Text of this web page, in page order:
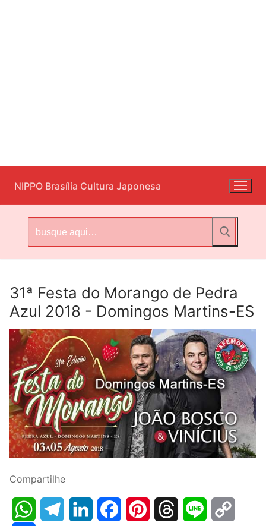
para
o
conteúdo
NIPPO Brasília Cultura Japonesa
por:
31ª Festa do Morango de Pedra
Azul 2018 - Domingos Martins-ES
Compartilhe